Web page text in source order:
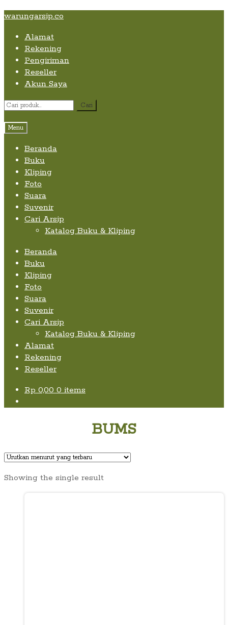
Skip
content
Skip
navigation
Skip
content
warungarsip.co
Alamat
Rekening
Pengiriman
Reseller
Akun Saya
Pencarian
Cari
Menu
Beranda
Buku
Kliping
Foto
Suara
Suvenir
Cari Arsip
Katalog Buku & Kliping
Beranda
Buku
Kliping
Foto
Suara
Suvenir
Cari Arsip
Katalog Buku & Kliping
Alamat
Rekening
Reseller
Rp 0,00 0 items
BUMS
Showing the single result